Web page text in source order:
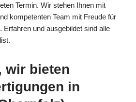
Termin. Wir stehen Ihnen mit
kompetenten Team mit Freude für
Erfahren und ausgebildet sind alle
wir bieten
in